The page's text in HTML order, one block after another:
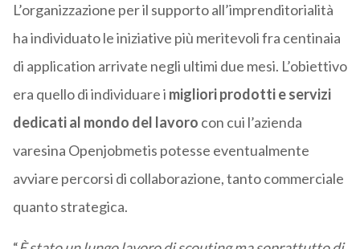
L’organizzazione per il supporto all’imprenditorialità
ha individuato le iniziative più meritevoli fra centinaia
di application arrivate negli ultimi due mesi. L’obiettivo
era quello di individuare i migliori prodotti e servizi
dedicati al mondo del lavoro con cui l’azienda
varesina Openjobmetis potesse eventualmente
avviare percorsi di collaborazione, tanto commerciale
quanto strategica.